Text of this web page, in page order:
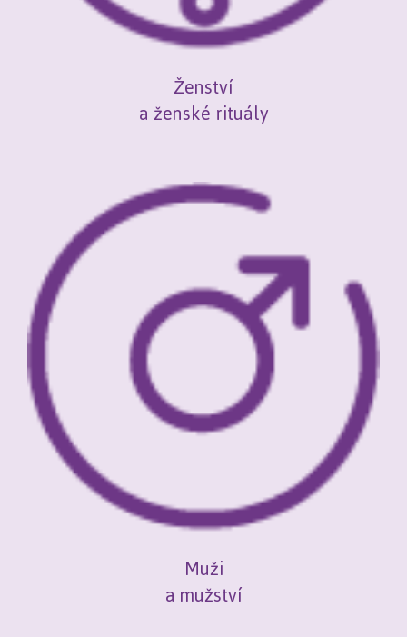
Ženství
a ženské rituály
Muži
a mužství